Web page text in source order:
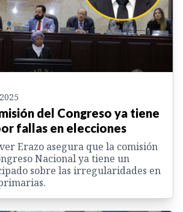
del Congreso ya tiene
fallas en elecciones
Erazo asegura que la comisión
Nacional ya tiene un
sobre las irregularidades en